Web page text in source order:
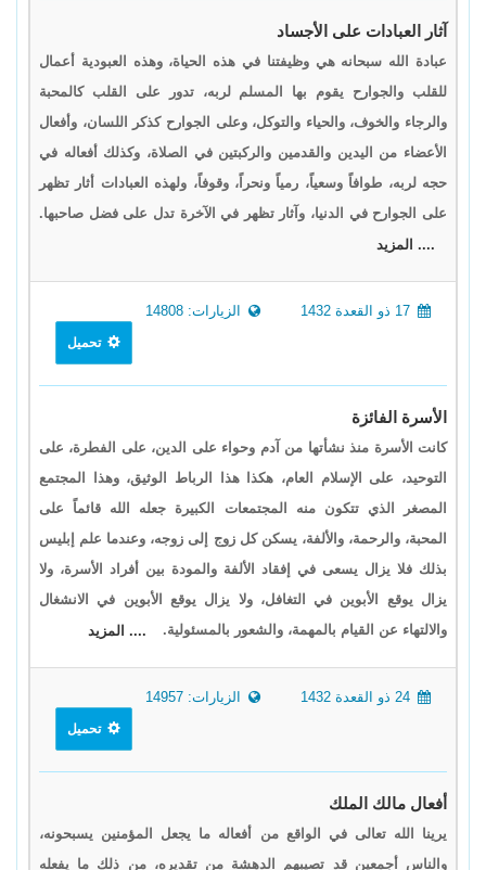
آثار العبادات على الأجساد
عبادة الله سبحانه هي وظيفتنا في هذه الحياة، وهذه العبودية أعمال
للقلب والجوارح يقوم بها المسلم لربه، تدور على القلب كالمحبة
والرجاء والخوف، والحياء والتوكل، وعلى الجوارح كذكر اللسان، وأفعال
الأعضاء من اليدين والقدمين والركبتين في الصلاة، وكذلك أفعاله في
حجه لربه، طوافاً وسعياً، رمياً ونحراً، وقوفاً، ولهذه العبادات أثار تظهر
على الجوارح في الدنيا، وآثار تظهر في الآخرة تدل على فضل صاحبها.
.... المزيد
الزيارات: 14808
تحميل
الأسرة الفائزة
كانت الأسرة منذ نشأتها من آدم وحواء على الدين، على الفطرة، على
التوحيد، على الإسلام العام، هكذا هذا الرباط الوثيق، وهذا المجتمع
المصغر الذي تتكون منه المجتمعات الكبيرة جعله الله قائماً على
المحبة، والرحمة، والألفة، يسكن كل زوج إلى زوجه، وعندما علم إبليس
بذلك فلا يزال يسعى في إفقاد الألفة والمودة بين أفراد الأسرة، ولا
يزال يوقع الأبوين في التغافل، ولا يزال يوقع الأبوين في الانشغال
والالتهاء عن القيام بالمهمة، والشعور بالمسئولية.
.... المزيد
الزيارات: 14957
تحميل
أفعال مالك الملك
يرينا الله تعالى في الواقع من أفعاله ما يجعل المؤمنين يسبحونه،
والناس أجمعين قد تصيبهم الدهشة من تقديره، من ذلك ما يفعله